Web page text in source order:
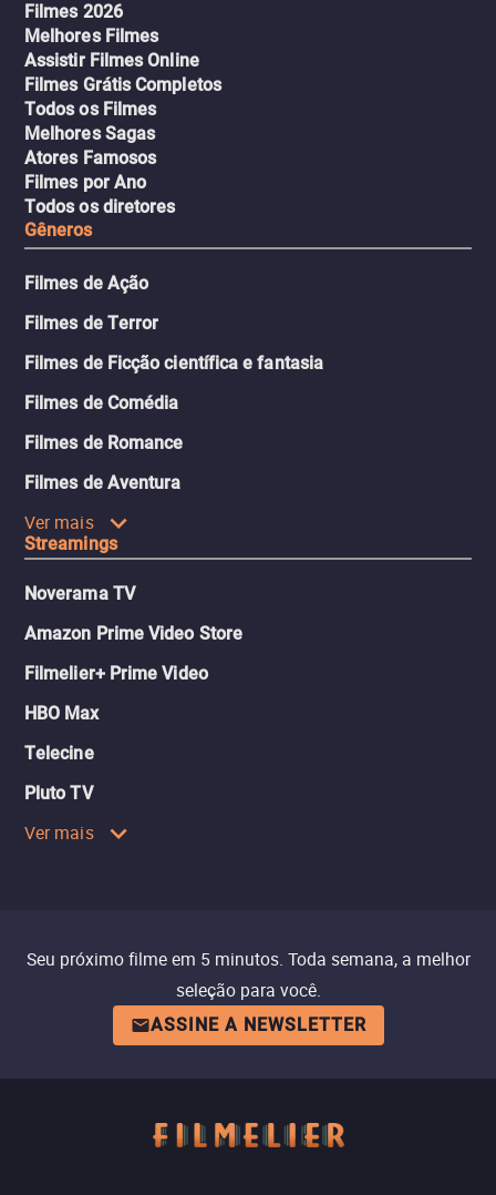
Filmes 2026
Melhores Filmes
Assistir Filmes Online
Filmes Grátis Completos
Todos os Filmes
Melhores Sagas
Atores Famosos
Filmes por Ano
Todos os diretores
Gêneros
Filmes de Ação
Filmes de Terror
Filmes de Ficção científica e fantasia
Filmes de Comédia
Filmes de Romance
Filmes de Aventura
Ver mais
Streamings
Noverama TV
Amazon Prime Video Store
Filmelier+ Prime Video
HBO Max
Telecine
Pluto TV
Ver mais
Seu próximo filme em 5 minutos. Toda semana, a melhor
seleção para você.
ASSINE A NEWSLETTER